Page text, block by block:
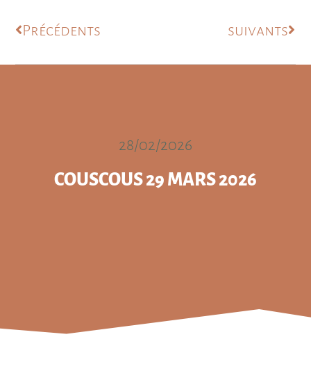
Précédents suivants
28/02/2026
COUSCOUS 29 MARS 2026